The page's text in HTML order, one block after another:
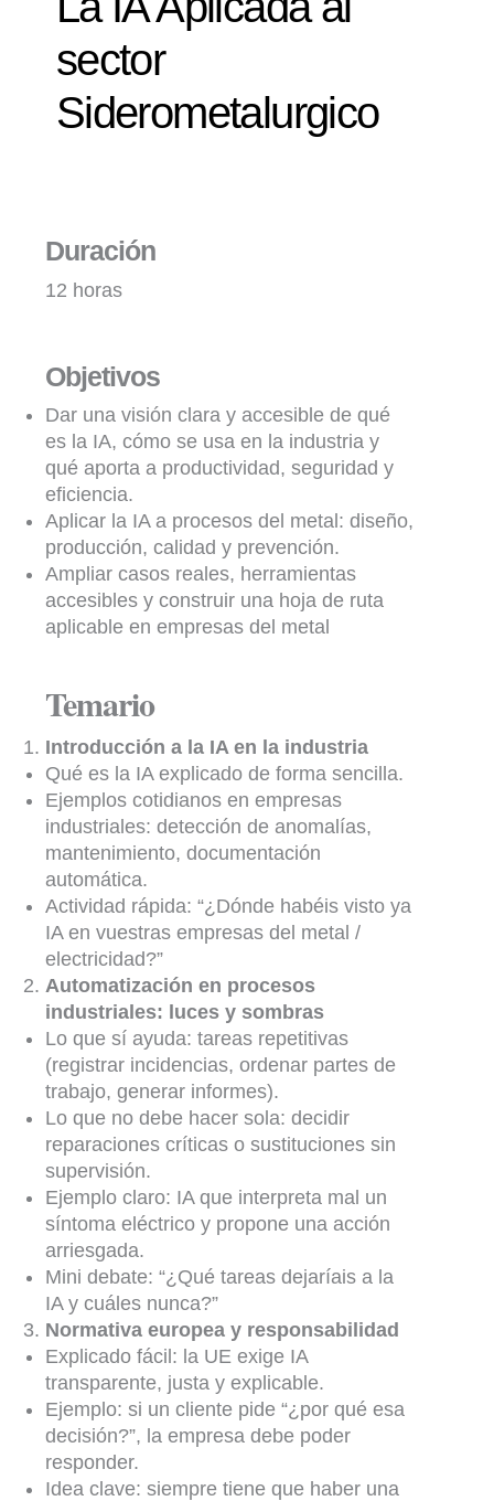
sector
Siderometalurgico
Duración
12 horas
Objetivos
Dar una visión clara y accesible de qué
es la IA, cómo se usa en la industria y
qué aporta a productividad, seguridad y
eficiencia.
Aplicar la IA a procesos del metal: diseño,
producción, calidad y prevención.
Ampliar casos reales, herramientas
accesibles y construir una hoja de ruta
aplicable en empresas del metal
Temario
Introducción a la IA en la industria
Qué es la IA explicado de forma sencilla.
Ejemplos cotidianos en empresas
industriales: detección de anomalías,
mantenimiento, documentación
automática.
Actividad rápida: “¿Dónde habéis visto ya
IA en vuestras empresas del metal /
electricidad?”
Automatización en procesos
industriales: luces y sombras
Lo que sí ayuda: tareas repetitivas
(registrar incidencias, ordenar partes de
trabajo, generar informes).
Lo que no debe hacer sola: decidir
reparaciones críticas o sustituciones sin
supervisión.
Ejemplo claro: IA que interpreta mal un
síntoma eléctrico y propone una acción
arriesgada.
Mini debate: “¿Qué tareas dejaríais a la
IA y cuáles nunca?”
Normativa europea y responsabilidad
Explicado fácil: la UE exige IA
transparente, justa y explicable.
Ejemplo: si un cliente pide “¿por qué esa
decisión?”, la empresa debe poder
responder.
Idea clave: siempre tiene que haber una